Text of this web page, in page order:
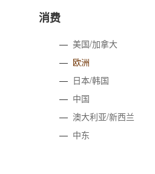
消费
—美国/加拿大
— 欧洲
— 日本/韩国
— 中国
— 澳大利亚/新西兰
— 中东